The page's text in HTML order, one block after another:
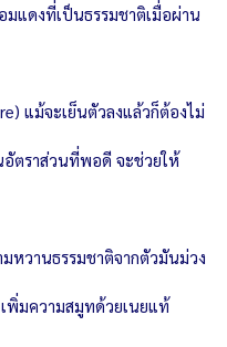
มแดงที่เป็นธรรมชาติเมื่อผ่าน
แม้จะเย็นตัวลงแล้วก็ต้องไม่
อัตราส่วนที่พอดี จะช่วยให้
หวานธรรมชาติจากตัวมันม่วง
พิ่มความสมูทด้วยเนยแท้